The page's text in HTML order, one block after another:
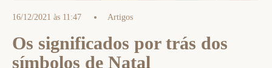
16/12/2021 às 11:47 Artigos
Os significados por trás dos
símbolos de Natal